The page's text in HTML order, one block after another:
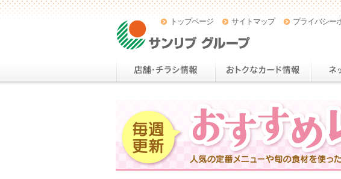
トップページ サイトマップ プライバシー